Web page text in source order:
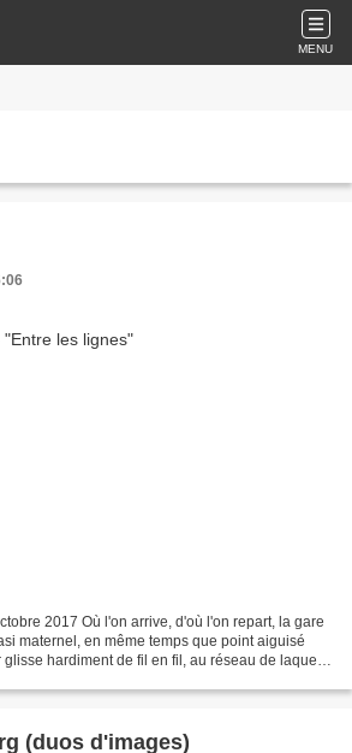
MENU
2017 Où l'on arrive, d'où l'on repart, la gare
maternel, en même temps que point aiguisé
hardiment de fil en fil, au réseau de laquelle
(duos d'images)